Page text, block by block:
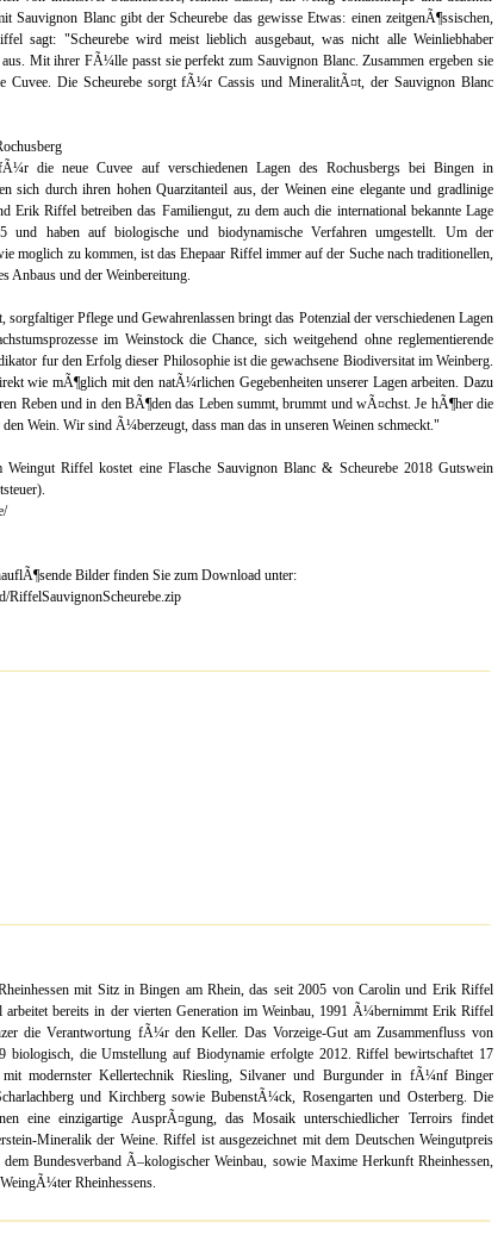
Sauvignon Blanc gibt der Scheurebe das gewisse Etwas: einen zeitgenÃ¶ssischen,
sagt: "Scheurebe wird meist lieblich ausgebaut, was nicht alle Weinliebhaber
Mit ihrer FÃ¼lle passt sie perfekt zum Sauvignon Blanc. Zusammen ergeben sie
Cuvee. Die Scheurebe sorgt fÃ¼r Cassis und MineralitÃ¤t, der Sauvignon Blanc
die neue Cuvee auf verschiedenen Lagen des Rochusbergs bei Bingen in
sich durch ihren hohen Quarzitanteil aus, der Weinen eine elegante und gradlinige
Erik Riffel betreiben das Familiengut, zu dem auch die international bekannte Lage
und haben auf biologische und biodynamische Verfahren umgestellt. Um der
moglich zu kommen, ist das Ehepaar Riffel immer auf der Suche nach traditionellen,
Anbaus und der Weinbereitung.
Pflege und Gewahrenlassen bringt das Potenzial der verschiedenen Lagen
im Weinstock die Chance, sich weitgehend ohne reglementierende
fur den Erfolg dieser Philosophie ist die gewachsene Biodiversitat im Weinberg.
wie mÃ¶glich mit den natÃ¼rlichen Gegebenheiten unserer Lagen arbeiten. Dazu
Reben und in den BÃ¶den das Leben summt, brummt und wÃ¤chst. Je hÃ¶her die
Wein. Wir sind Ã¼berzeugt, dass man das in unseren Weinen schmeckt."
Riffel kostet eine Flasche Sauvignon Blanc & Scheurebe 2018 Gutswein
Bilder finden Sie zum Download unter:
RiffelSauvignonScheurebe.zip
mit Sitz in Bingen am Rhein, das seit 2005 von Carolin und Erik Riffel
bereits in der vierten Generation im Weinbau, 1991 Ã¼bernimmt Erik Riffel
die Verantwortung fÃ¼r den Keller. Das Vorzeige-Gut am Zusammenfluss von
biologisch, die Umstellung auf Biodynamie erfolgte 2012. Riffel bewirtschaftet 17
modernster Kellertechnik Riesling, Silvaner und Burgunder in fÃ¼nf Binger
und Kirchberg sowie BubenstÃ¼ck, Rosengarten und Osterberg. Die
eine einzigartige AusprÃ¤gung, das Mosaik unterschiedlicher Terroirs findet
Mineralik der Weine. Riffel ist ausgezeichnet mit dem Deutschen Weingutpreis
Bundesverband Ã–kologischer Weinbau, sowie Maxime Herkunft Rheinhessen,
Rheinhessens.